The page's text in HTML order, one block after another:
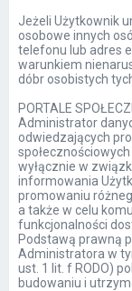
Jeżeli Użytkownik
osobowe innych
telefonu lub adres
warunkiem
dóbr osobistych
PORTALE
Administrator
odwiedzających
wyłącznie w
informowania
promowaniu
a także w celu
funkcjonalności
Podstawą prawną
Administratora w
ust. 1 lit. f RODO)
budowaniu i